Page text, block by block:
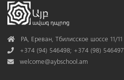
AddressРА, Ереван, Тбилисское шоссе 11/11
Phone+374 (94) 546498; +374 (98) 546497
Mail
welcome@aybschool.am